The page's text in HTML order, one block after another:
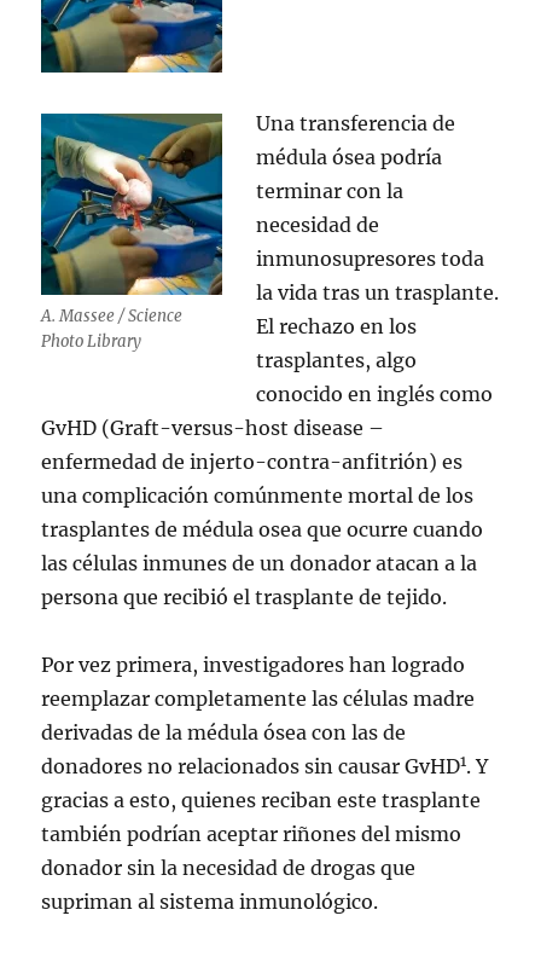
A. Massee / Science
Photo Library
Una transferencia de
médula ósea podría
terminar con la
necesidad de
inmunosupresores toda
la vida tras un trasplante.
El rechazo en los
trasplantes, algo
conocido en inglés como
GvHD (Graft-versus-host disease –
enfermedad de injerto-contra-anfitrión) es
una complicación comúnmente mortal de los
trasplantes de médula osea que ocurre cuando
las células inmunes de un donador atacan a la
persona que recibió el trasplante de tejido.
Por vez primera, investigadores han logrado
reemplazar completamente las células madre
derivadas de la médula ósea con las de
donadores no relacionados sin causar GvHD1. Y
gracias a esto, quienes reciban este trasplante
también podrían aceptar riñones del mismo
donador sin la necesidad de drogas que
supriman al sistema inmunológico.